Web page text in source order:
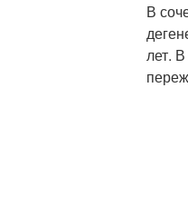
В
лет.